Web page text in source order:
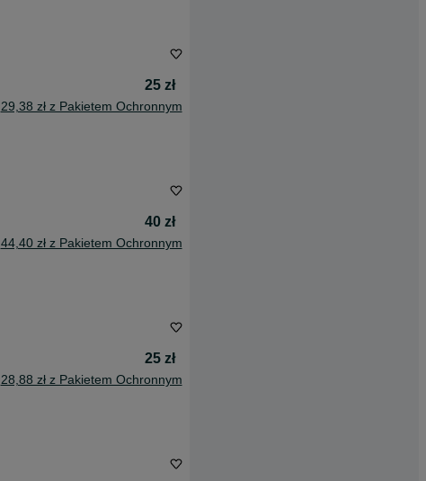
25 zł
29,38 zł z Pakietem Ochronnym
40 zł
44,40 zł z Pakietem Ochronnym
25 zł
28,88 zł z Pakietem Ochronnym